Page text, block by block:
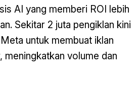
AI yang memberi ROI lebih
Sekitar 2 juta pengiklan kini
untuk membuat iklan
meningkatkan volume dan